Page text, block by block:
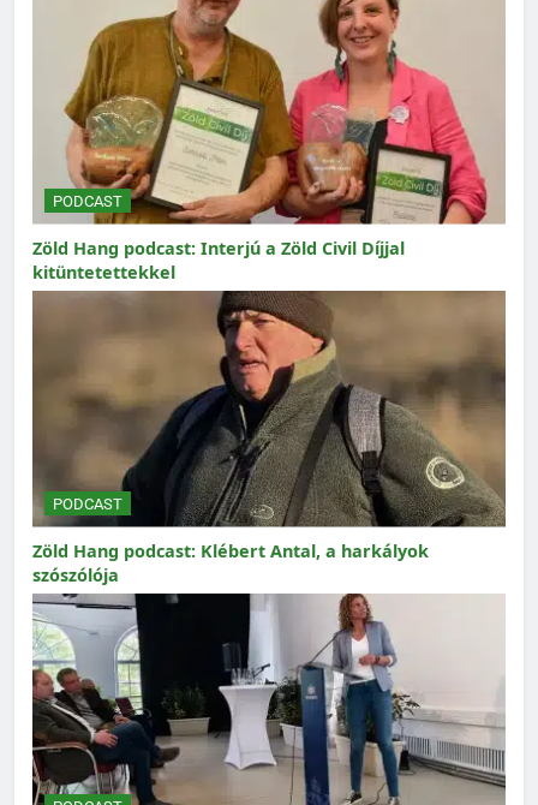
PODCAST
Zöld Hang podcast: Interjú a Zöld Civil Díjjal
kitüntetettekkel
PODCAST
Zöld Hang podcast: Klébert Antal, a harkályok
szószólója